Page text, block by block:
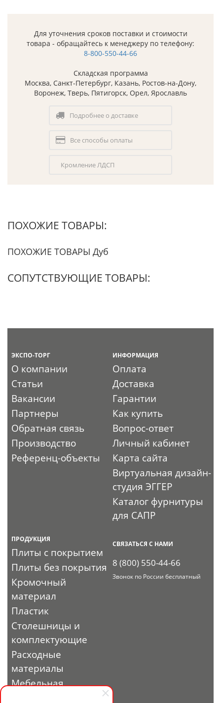
Для уточнения сроков поставки и стоимости
товара - обращайтесь к менеджеру по телефону:
8-800-550-44-66
Складская программа
Москва, Санкт-Петербург, Казань, Ростов-на-Дону,
Воронеж, Тверь, Пятигорск, Орел, Ярославль
Подробнее о доставке
Все способы оплаты
Кромление ЛДСП
ПОХОЖИЕ ТОВАРЫ:
ПОХОЖИЕ ТОВАРЫ Дуб
СОПУТСТВУЮЩИЕ ТОВАРЫ:
ЭКСПО-ТОРГ
О компании
Статьи
Вакансии
Партнеры
Обратная связь
Производство
Референц-объекты
ИНФОРМАЦИЯ
Оплата
Доставка
Гарантии
Как купить
Вопрос-ответ
Личный кабинет
Карта сайта
Виртуальная дизайн-
студия ЭГГЕР
Каталог фурнитуры
для САПР
ПРОДУКЦИЯ
Плиты с покрытием
Плиты без покрытия
Кромочный
материал
Пластик
Столешницы и
комплектующие
Расходные
материалы
Мебельная
СВЯЗАТЬСЯ С НАМИ
8 (800) 550-44-66
Звонок по России бесплатный